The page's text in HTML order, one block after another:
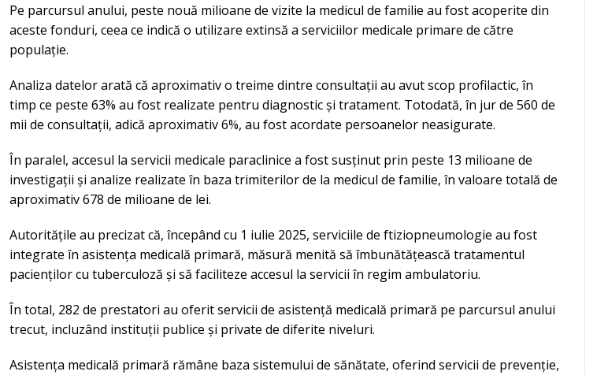
Pe parcursul anului, peste nouă milioane de vizite la medicul de familie au fost acoperite din
aceste fonduri, ceea ce indică o utilizare extinsă a serviciilor medicale primare de către
populație.
Analiza datelor arată că aproximativ o treime dintre consultații au avut scop profilactic, în
timp ce peste 63% au fost realizate pentru diagnostic și tratament. Totodată, în jur de 560 de
mii de consultații, adică aproximativ 6%, au fost acordate persoanelor neasigurate.
În paralel, accesul la servicii medicale paraclinice a fost susținut prin peste 13 milioane de
investigații și analize realizate în baza trimiterilor de la medicul de familie, în valoare totală de
aproximativ 678 de milioane de lei.
Autoritățile au precizat că, începând cu 1 iulie 2025, serviciile de ftiziopneumologie au fost
integrate în asistența medicală primară, măsură menită să îmbunătățească tratamentul
pacienților cu tuberculoză și să faciliteze accesul la servicii în regim ambulatoriu.
În total, 282 de prestatori au oferit servicii de asistență medicală primară pe parcursul anului
trecut, incluzând instituții publice și private de diferite niveluri.
Asistența medicală primară rămâne baza sistemului de sănătate, oferind servicii de prevenție,